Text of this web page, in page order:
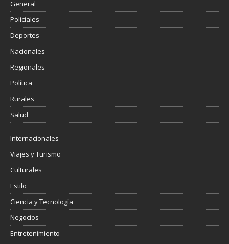
General
Policiales
Deportes
Nacionales
Regionales
Política
Rurales
Salud
Internacionales
Viajes y Turismo
Culturales
Estilo
Ciencia y Tecnología
Negocios
Entretenimiento